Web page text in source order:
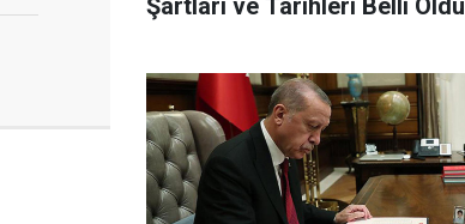
Şartları ve Tarihleri Belli Oldu